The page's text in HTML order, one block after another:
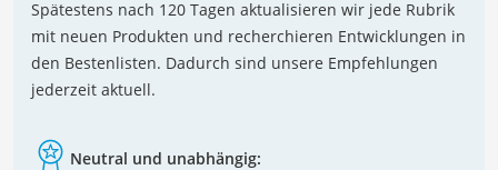
Spätestens nach 120 Tagen aktualisieren wir jede Rubrik
mit neuen Produkten und recherchieren Entwicklungen in
den Bestenlisten. Dadurch sind unsere Empfehlungen
jederzeit aktuell.
Neutral und unabhängig: